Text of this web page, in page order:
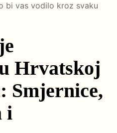
bi vas vodilo kroz svaku
Hrvatskoj
Smjernice,
i